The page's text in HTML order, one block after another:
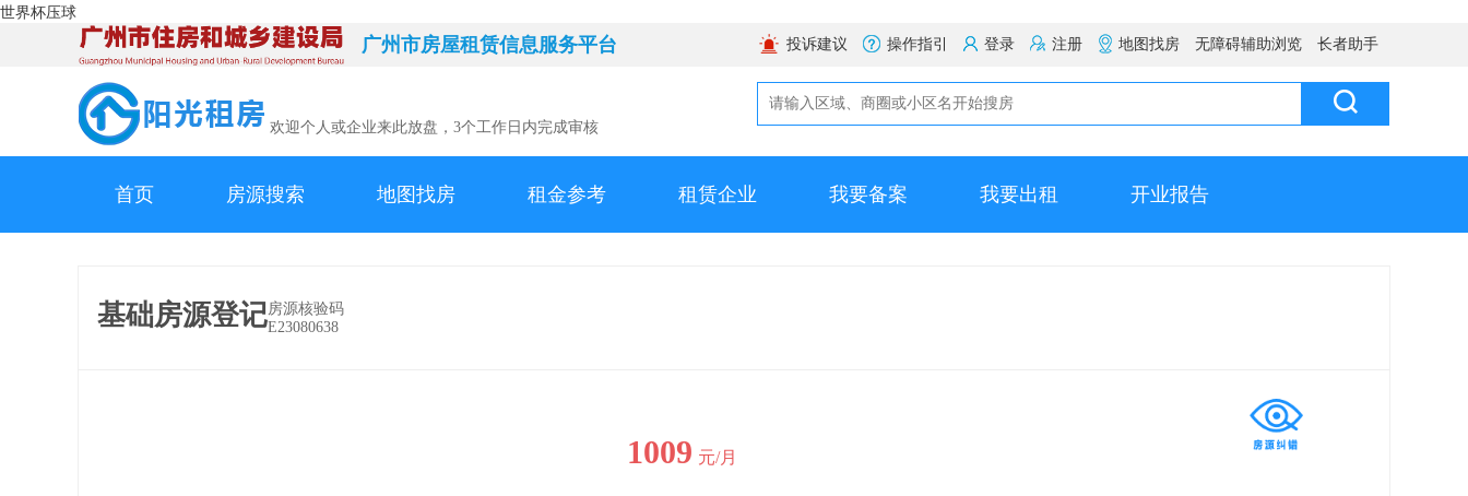
世界杯压球
广州市房屋租赁信息服务平台
投诉建议 操作指引 登录 注册 地图找房 无障碍辅助浏览 长者助手
欢迎个人或企业来此放盘，3个工作日内完成审核
首页 房源搜索 地图找房 租金参考 租赁企业 我要备案 我要出租 开业报告
基础房源登记房源核验码
E23080638
1009 元/月